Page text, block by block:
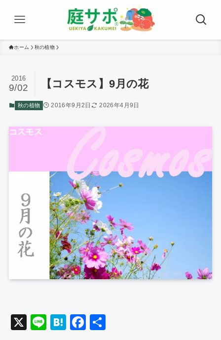
ホーム 秋の植物
【コスモス】9月の花
2016
9/02
秋の植物 2016年9月2日 2026年4月9日
X
Li
H
F